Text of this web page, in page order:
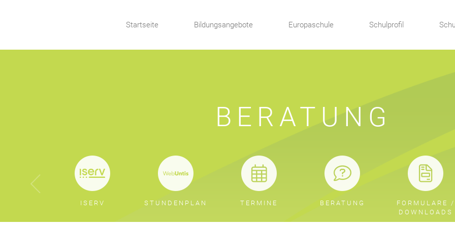
Startseite Bildungsangebote Europaschule Schulprofil
BERATUNG
ISERV STUNDENPLAN TERMINE BERATUNG
FORMULARE /
DOWNLOADS